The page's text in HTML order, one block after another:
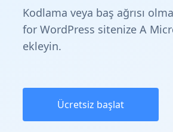
Kodlama veya baş ağrısı
for WordPress sitenize A
ekleyin.
Ücretsiz başlat